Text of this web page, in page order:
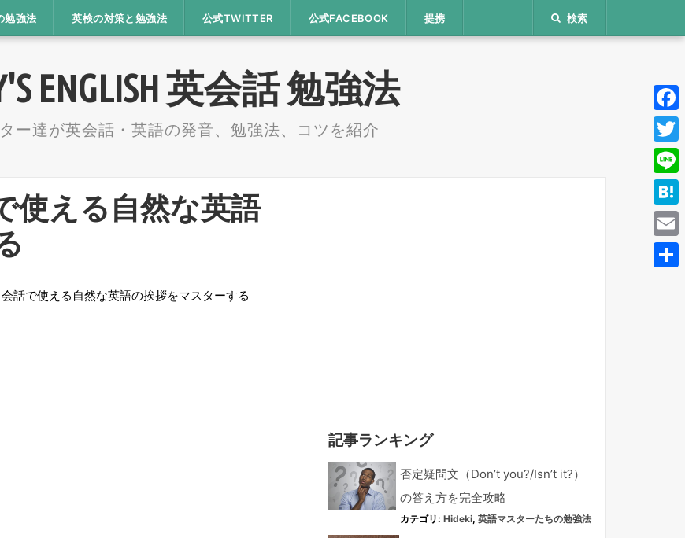
勉強法 英検の対策と勉強法 公式TWITTER 公式FACEBOOK 提携 検索
ENGLISH 英会話 勉強法
ー達が英会話・英語の発音、勉強法、コツを紹介
使える自然な英語
会話で使える自然な英語の挨拶をマスターする
記事ランキング
否定疑問文（Don’t you?/Isn’t it?）
の答え方を完全攻略
カテゴリ: Hideki, 英語マスターたちの勉強法
Line
Email